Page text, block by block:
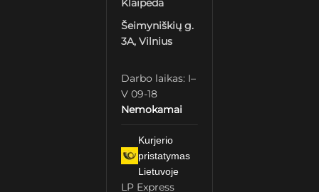
Klaipėda
Šeimyniškių g.
3A, Vilnius
Darbo laikas: I–
V 09-18
Nemokamai
Kurjerio
pristatymas
Lietuvoje
LP Express